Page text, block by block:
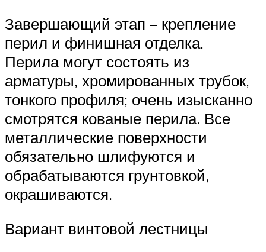
Завершающий этап – крепление
перил и финишная отделка.
Перила могут состоять из
арматуры, хромированных трубок,
тонкого профиля; очень изысканно
смотрятся кованые перила. Все
металлические поверхности
обязательно шлифуются и
обрабатываются грунтовкой,
окрашиваются.
Вариант винтовой лестницы